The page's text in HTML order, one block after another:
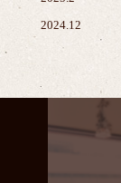
2024.12